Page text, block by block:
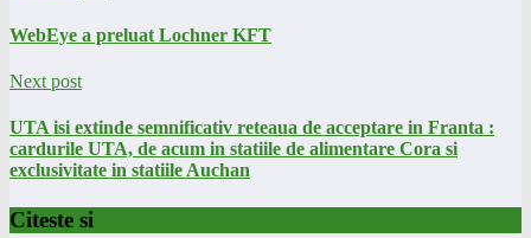
WebEye a preluat Lochner KFT
Next post
UTA isi extinde semnificativ reteaua de acceptare in Franta :
cardurile UTA, de acum in statiile de alimentare Cora si
exclusivitate in statiile Auchan
Citeste si